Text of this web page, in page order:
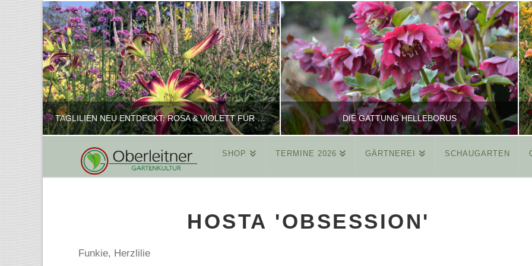
TAGLILIEN NEU ENTDECKT: ROSA & VIOLETT FÜR ROMANTISCHE PFLANZKOMBINATIONEN
REINHARD
FEBRUAR 16, 2025
DIE GATTUNG HELLEBORUS
REINHARD
MÄRZ 26, 2015
SHOP TERMINE 2026 GÄRTNEREI SCHAUGARTEN
HOSTA 'OBSESSION'
Funkie, Herzlilie